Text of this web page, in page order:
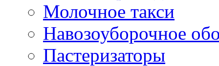
Молочное такси
Навозоуборочное
Пастеризаторы